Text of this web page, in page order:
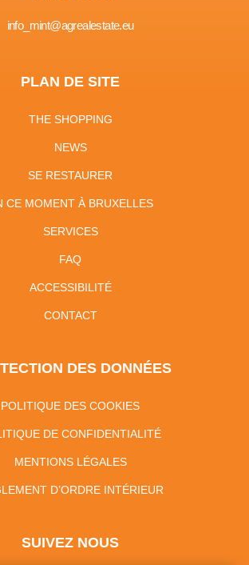
info_mint@agrealestate.eu
PLAN DE SITE
THE SHOPPING
NEWS
SE RESTAURER
CE MOMENT À BRUXELLES
SERVICES
FAQ
ACCESSIBILITÉ
CONTACT
DES DONNÉES
POLITIQUE DES COOKIES
DE CONFIDENTIALITÉ
MENTIONS LÉGALES
D’ORDRE INTÉRIEUR
SUIVEZ NOUS